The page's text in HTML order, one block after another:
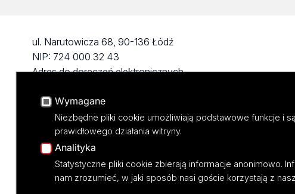
ul. Narutowicza 68, 90-136 Łódź
NIP: 724 000 32 43
Adres do doręczeń elektronicznych
KONTAKT
Wymagane
Niezbędne pliki cookie umożliwiają podstawowe funkcje i
prawidłowego działania witryny.
Analityka
Statystyczne pliki cookie zbierają informacje anonimowo.
nam zrozumieć, w jaki sposób nasi goście korzystają z